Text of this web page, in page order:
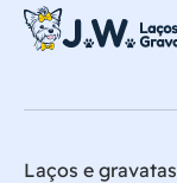
Laços e